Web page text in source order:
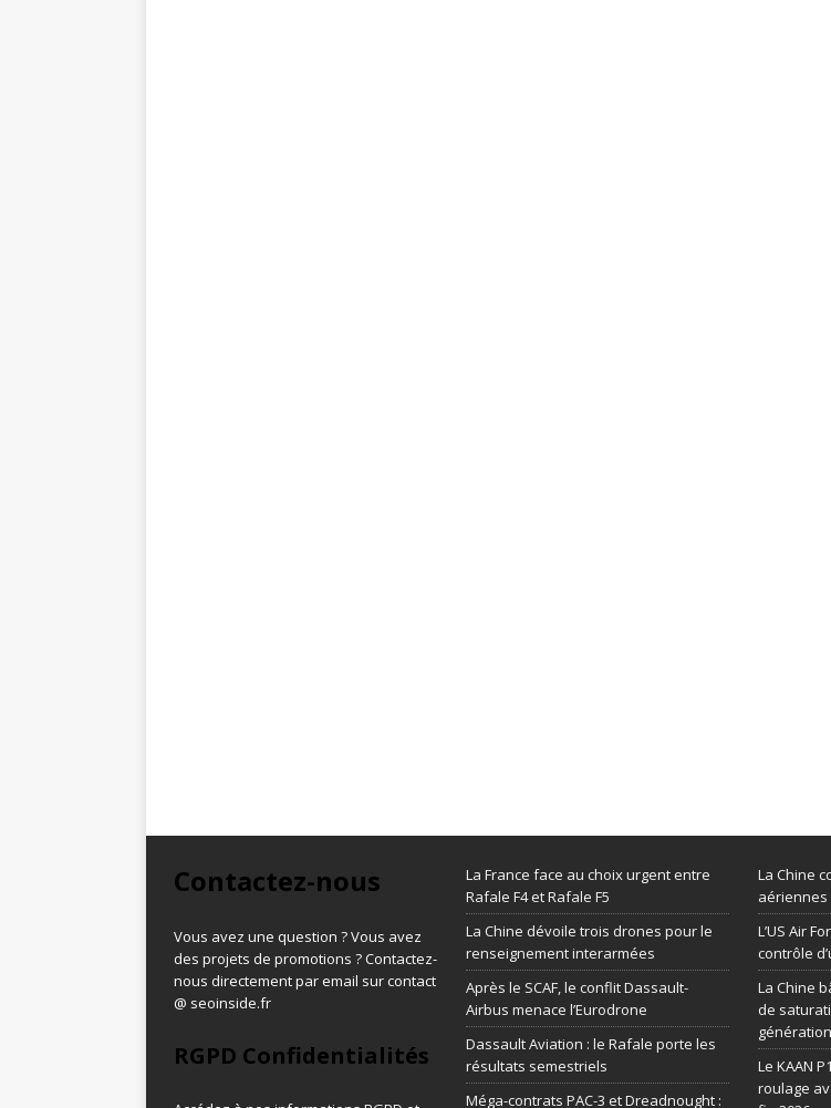
Contactez-nous
Vous avez une question ? Vous avez
des projets de promotions ? Contactez-
nous directement par email sur contact
@ seoinside.fr
RGPD Confidentialités
La France face au choix urgent entre
Rafale F4 et Rafale F5
La Chine dévoile trois drones pour le
renseignement interarmées
Après le SCAF, le conflit Dassault-
Airbus menace l’Eurodrone
Dassault Aviation : le Rafale porte les
résultats semestriels
Méga-contrats PAC-3 et Dreadnought :
La Chine
L’US Air
contrôle
La Chine
de
génération
Le KAAN
roulage